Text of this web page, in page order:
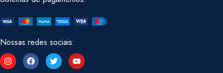
Nossas redes sociais: